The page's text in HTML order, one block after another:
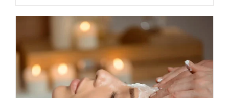
1632,00 €
a
plusieurs
variations.
Les
options
peuvent